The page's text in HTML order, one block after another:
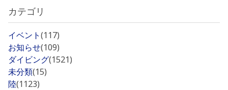
カテゴリ
イベント(117)
お知らせ(109)
ダイビング(1521)
未分類(15)
陸(1123)